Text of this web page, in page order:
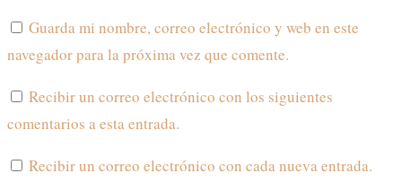
nombre
de
usuario
para
de
correo
electrónico
para
URL
de
tu
web
Guarda mi nombre, correo electrónico y web en este
navegador para la próxima vez que comente.
Recibir un correo electrónico con los siguientes
comentarios a esta entrada.
Recibir un correo electrónico con cada nueva entrada.